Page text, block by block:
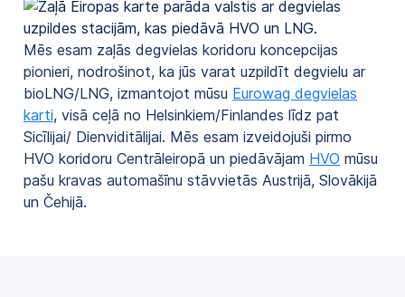
Mēs esam zaļās degvielas koridoru koncepcijas
pionieri, nodrošinot, ka jūs varat uzpildīt degvielu ar
bioLNG/LNG, izmantojot mūsu Eurowag degvielas
karti, visā ceļā no Helsinkiem/Finlandes līdz pat
Sicīlijai/ Dienviditālijai. Mēs esam izveidojuši pirmo
HVO koridoru Centrāleiropā un piedāvājam HVO mūsu
pašu kravas automašīnu stāvvietās Austrijā, Slovākijā
un Čehijā.